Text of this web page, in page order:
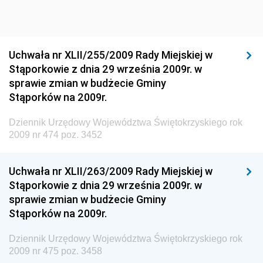
Dziennik Urzędowy Ministra Budownictwa i Przemysłu
Materiałów Budowlanych
Dziennik Urzędowy Ministra Infrastruktury i Rozwoju
Dziennik Urzędowy Głównego Inspektoratu Ochrony
Środowiska
Dziennik Urzędowy Generalnej Dyrekcji Ochrony
Dziennik Urzędowy Ministerstwa Administracji,
Gospodarki Terenowej i Ochrony Środowiska
Dziennik Urzędowy Ministerstwa Administracji i
Gospodarki Przestrzennej
Dziennik Urzędowy Unii Europejskiej, L
Uchwała nr XLII/255/2009 Rady Miejskiej w
Stąporkowie z dnia 29 września 2009r. w
sprawie zmian w budżecie Gminy
Stąporków na 2009r.
Dziennik Urzędowy Województwa Świętokrzyskiego rok
2009 nr 474 poz. 3452
Uchwała nr XLII/263/2009 Rady Miejskiej w
Stąporkowie z dnia 29 września 2009r. w
sprawie zmian w budżecie Gminy
Stąporków na 2009r.
Dziennik Urzędowy Województwa Świętokrzyskiego rok
2009 nr 475 poz. 3458